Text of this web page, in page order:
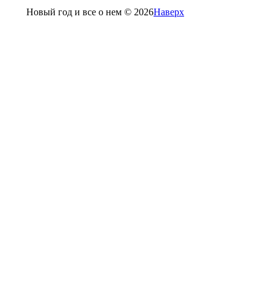
Новый год и все о нем © 2026Наверх